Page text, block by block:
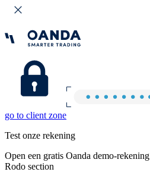
go to client zone
Test onze rekening
Open een gratis Oanda demo-rekening
Rodo section